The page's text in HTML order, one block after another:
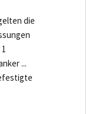
die
...